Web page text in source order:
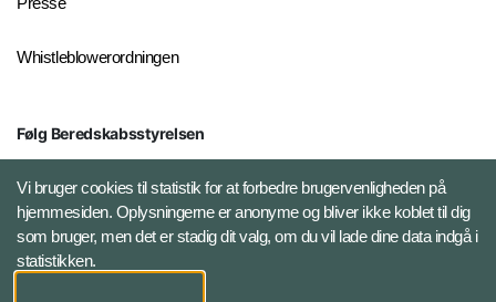
Whistleblowerordningen
Følg Beredskabsstyrelsen
X BRSdk
LinkedIn BRS-profil
Vi bruger cookies til statistik for at forbedre brugervenligheden på
hjemmesiden. Oplysningerne er anonyme og bliver ikke koblet til dig
som bruger, men det er stadig dit valg, om du vil lade dine data indgå i
statistikken.